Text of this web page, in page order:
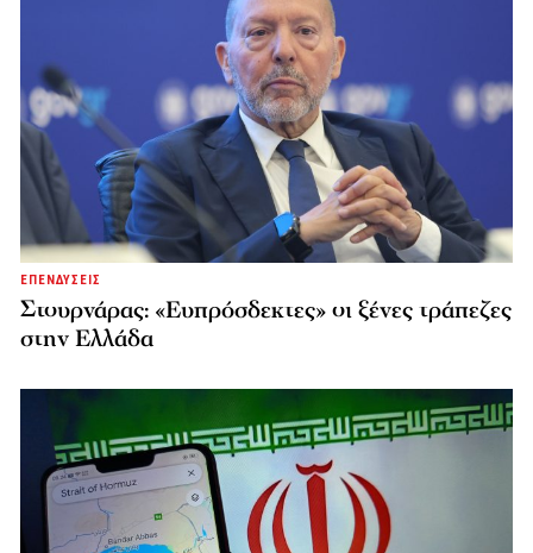
ΕΠΕΝΔΥΣΕΙΣ
Στουρνάρας: «Ευπρόσδεκτες» οι ξένες τράπεζες
στην Ελλάδα